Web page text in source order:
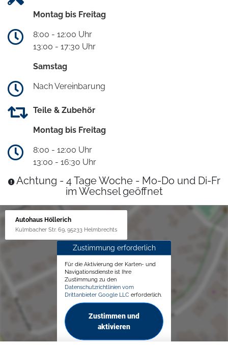
Montag bis Freitag
8:00 - 12:00 Uhr
13:00 - 17:30 Uhr
Samstag
Nach Vereinbarung
Teile & Zubehör
Montag bis Freitag
8:00 - 12:00 Uhr
13:00 - 16:30 Uhr
Achtung - 4 Tage Woche - Mo-Do und Di-Fr
im Wechsel geöffnet
Autohaus Höllerich
Kulmbacher Str. 69, 95233 Helmbrechts
Zustimmung erforderlich
Für die Aktivierung der Karten- und
Navigationsdienste ist Ihre
Zustimmung zu den
Datenschutzrichtlinien vom
Drittanbieter Google LLC erforderlich.
Zustimmen und
aktivieren